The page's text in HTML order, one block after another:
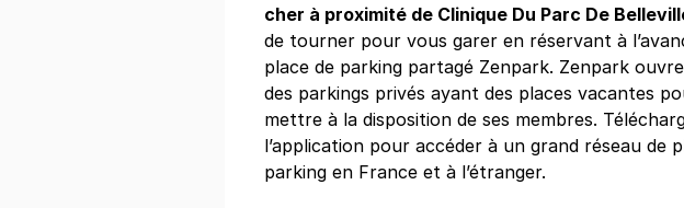
/heure 89 €/semaine
Réserver
+ Abonnements disponibles
Paris - place des Fêtes - Télégraphe
cher à proximité de Clinique Du Parc De
de tourner pour vous garer en réservant à
place de parking partagé Zenpark. Zenpark
des parkings privés ayant des places vacantes
mettre à la disposition de ses membres.
l’application pour accéder à un grand réseau de
parking en France et à l’étranger.